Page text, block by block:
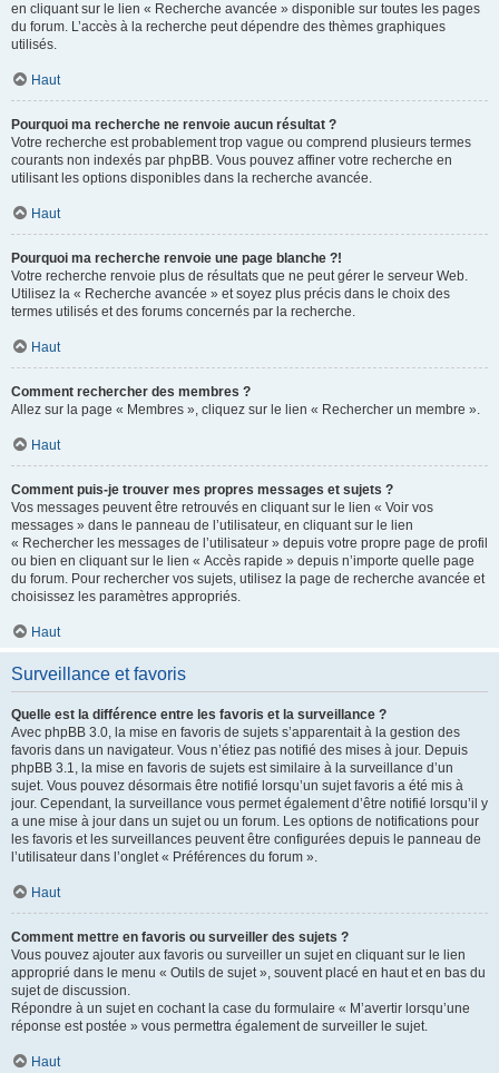
en cliquant sur le lien « Recherche avancée » disponible sur toutes les pages
du forum. L’accès à la recherche peut dépendre des thèmes graphiques
utilisés.
Haut
Pourquoi ma recherche ne renvoie aucun résultat ?
Votre recherche est probablement trop vague ou comprend plusieurs termes
courants non indexés par phpBB. Vous pouvez affiner votre recherche en
utilisant les options disponibles dans la recherche avancée.
Haut
Pourquoi ma recherche renvoie une page blanche ?!
Votre recherche renvoie plus de résultats que ne peut gérer le serveur Web.
Utilisez la « Recherche avancée » et soyez plus précis dans le choix des
termes utilisés et des forums concernés par la recherche.
Haut
Comment rechercher des membres ?
Allez sur la page « Membres », cliquez sur le lien « Rechercher un membre ».
Haut
Comment puis-je trouver mes propres messages et sujets ?
Vos messages peuvent être retrouvés en cliquant sur le lien « Voir vos
messages » dans le panneau de l’utilisateur, en cliquant sur le lien
« Rechercher les messages de l’utilisateur » depuis votre propre page de profil
ou bien en cliquant sur le lien « Accès rapide » depuis n’importe quelle page
du forum. Pour rechercher vos sujets, utilisez la page de recherche avancée et
choisissez les paramètres appropriés.
Haut
Surveillance et favoris
Quelle est la différence entre les favoris et la surveillance ?
Avec phpBB 3.0, la mise en favoris de sujets s’apparentait à la gestion des
favoris dans un navigateur. Vous n’étiez pas notifié des mises à jour. Depuis
phpBB 3.1, la mise en favoris de sujets est similaire à la surveillance d’un
sujet. Vous pouvez désormais être notifié lorsqu’un sujet favoris a été mis à
jour. Cependant, la surveillance vous permet également d’être notifié lorsqu’il y
a une mise à jour dans un sujet ou un forum. Les options de notifications pour
les favoris et les surveillances peuvent être configurées depuis le panneau de
l’utilisateur dans l’onglet « Préférences du forum ».
Haut
Comment mettre en favoris ou surveiller des sujets ?
Vous pouvez ajouter aux favoris ou surveiller un sujet en cliquant sur le lien
approprié dans le menu « Outils de sujet », souvent placé en haut et en bas du
sujet de discussion.
Répondre à un sujet en cochant la case du formulaire « M’avertir lorsqu’une
réponse est postée » vous permettra également de surveiller le sujet.
Haut